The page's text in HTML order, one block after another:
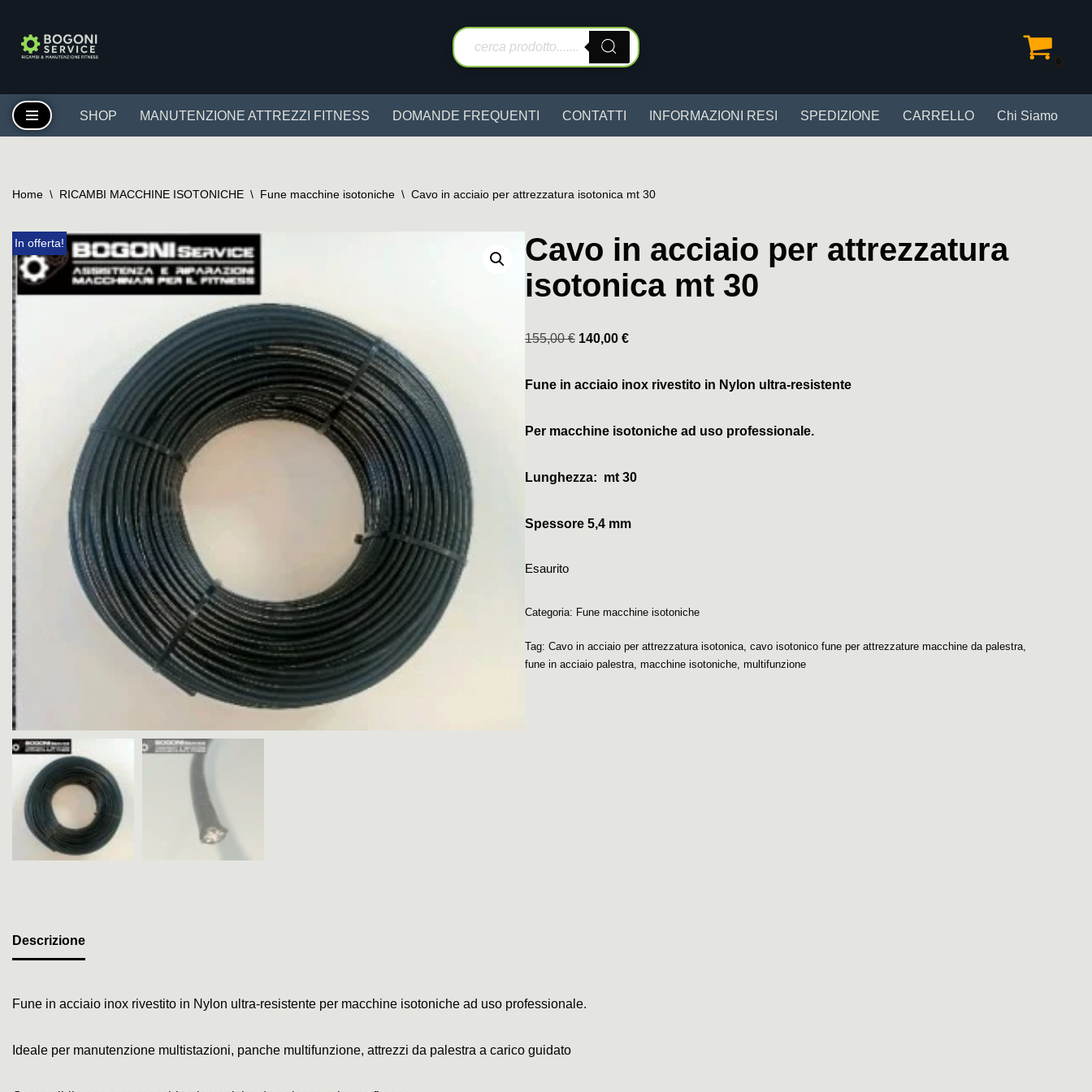
Vai
SHOP MANUTENZIONE ATTREZZI FITNESS DOMANDE FREQUENTI CONTATTI INFORMAZIONI RESI SPEDIZIONE CARRELLO Chi Siamo
Home \ RICAMBI MACCHINE ISOTONICHE \ Fune macchine isotoniche \ Cavo in acciaio per attrezzatura isotonica mt 30
In offerta!
Cavo in acciaio per attrezzatura
isotonica mt 30
155,00€ 140,00 €
Fune in acciaio inox rivestito in Nylon ultra-resistente
Per macchine isotoniche ad uso professionale.
Lunghezza: mt 30
Spessore 5,4 mm
Esaurito
Categoria: Fune macchine isotoniche
Tag: Cavo in acciaio per attrezzatura isotonica, cavo isotonico fune per attrezzature macchine da palestra,
fune in acciaio palestra, macchine isotoniche, multifunzione
Descrizione
Fune in acciaio inox rivestito in Nylon ultra-resistente per macchine isotoniche ad uso professionale.
Ideale per manutenzione multistazioni, panche multifunzione, attrezzi da palestra a carico guidato